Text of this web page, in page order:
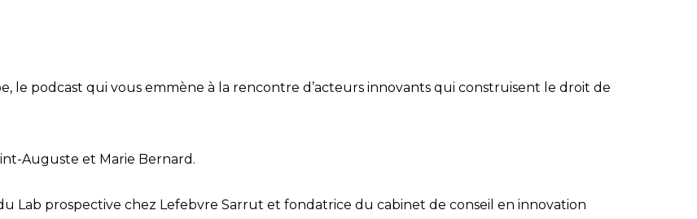
le podcast qui vous emmène à la rencontre d’acteurs innovants qui construisent le droit de
Auguste et Marie Bernard.
Lab prospective chez Lefebvre Sarrut et fondatrice du cabinet de conseil en innovation